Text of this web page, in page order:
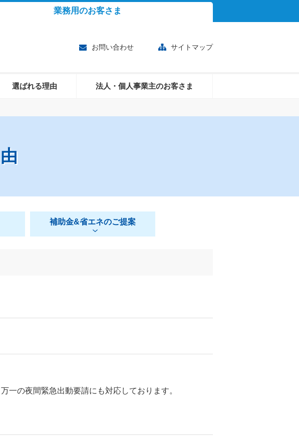
業務用のお客さま
お問い合わせ サイトマップ
選ばれる理由 法人・個人事業主のお客さま
補助金&省エネのご提案
一の夜間緊急出動要請にも対応しております。